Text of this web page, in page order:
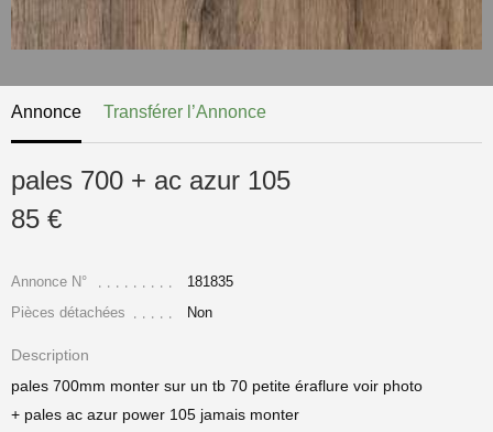
Annonce Transférer l’Annonce
pales 700 + ac azur 105
85 €
Annonce N°
181835
Pièces détachées
Non
Description
pales 700mm monter sur un tb 70 petite éraflure voir photo
+ pales ac azur power 105 jamais monter